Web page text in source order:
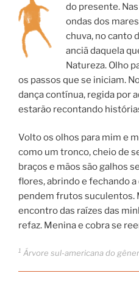
do presente.
ondas dos
chuva, no canto
anciã daquela
Natureza. Olho
os passos que se iniciam.
dança contínua, regida por
estarão recontando
Volto os olhos para mim e
como um tronco, cheio de
braços e mãos são galhos
flores, abrindo e fechando a
pendem frutos suculentos.
encontro das raízes das
refaz. Menina e cobra se
1 Árvore sul-americana do